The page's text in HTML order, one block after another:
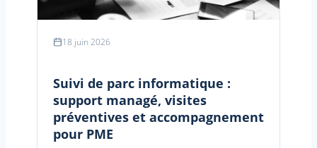
18 juin 2026
Suivi de parc informatique :
support managé, visites
préventives et accompagnement
pour PME